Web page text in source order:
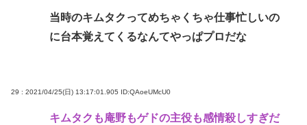
当時のキムタクってめちゃくちゃ仕事忙しいの
に台本覚えてくるなんてやっぱプロだな
29 : 2021/04/25(日) 13:17:01.905 ID:QAoeUMcU0
キムタクも庵野もゲドの主役も感情殺しすぎだ